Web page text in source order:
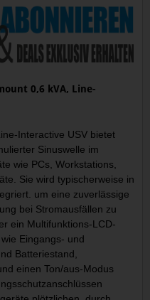
0,6 kVA, Line-
Interactive USV bietet
Sinuswelle im
wie PCs, Workstations,
Sie wird typischerweise in
um eine zuverlässige
bei Stromausfällen zu
ein Multifunktions-LCD-
Eingangs- und
Batteriestand,
einen Ton/aus-Modus